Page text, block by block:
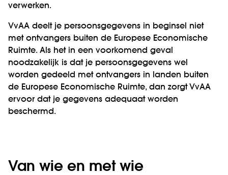
verwerken.
VvAA deelt je persoonsgegevens in beginsel niet
met ontvangers buiten de Europese Economische
Ruimte. Als het in een voorkomend geval
noodzakelijk is dat je persoonsgegevens wel
worden gedeeld met ontvangers in landen buiten
de Europese Economische Ruimte, dan zorgt VvAA
ervoor dat je gegevens adequaat worden
beschermd.
Van wie en met wie